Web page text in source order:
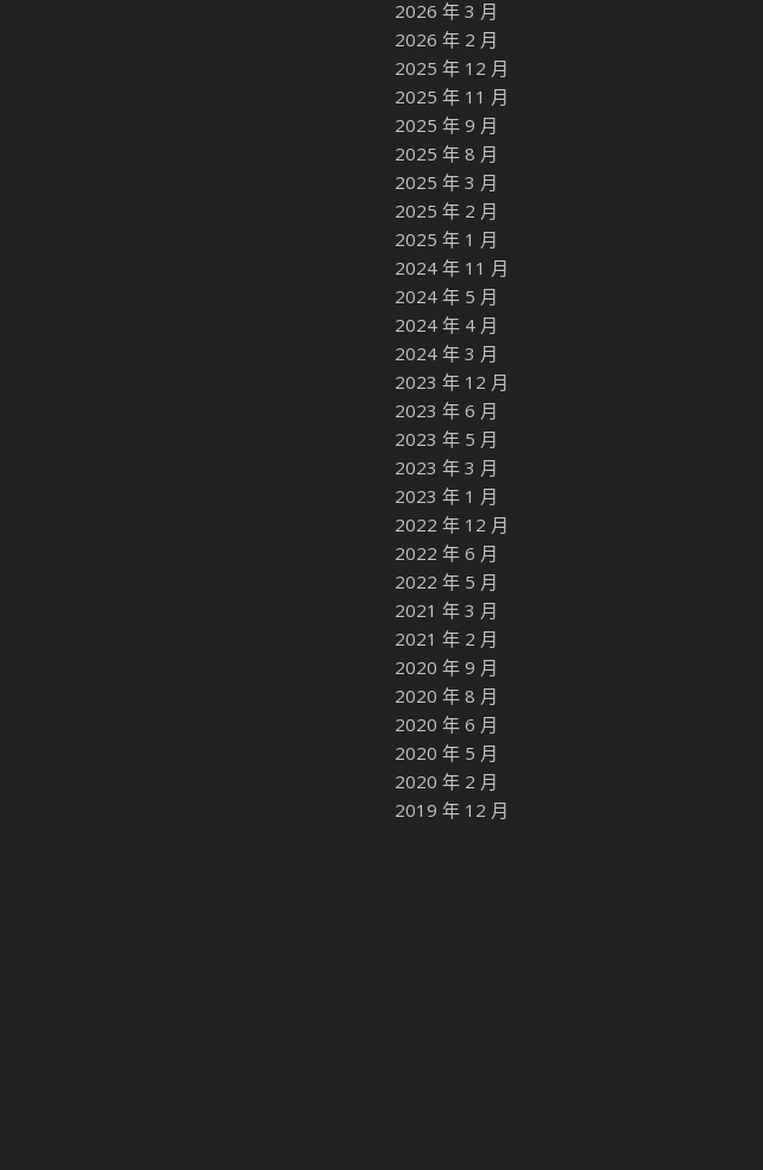
2026 年 3 月
2026 年 2 月
2025 年 12 月
2025 年 11 月
2025 年 9 月
2025 年 8 月
2025 年 3 月
2025 年 2 月
2025 年 1 月
2024 年 11 月
2024 年 5 月
2024 年 4 月
2024 年 3 月
2023 年 12 月
2023 年 6 月
2023 年 5 月
2023 年 3 月
2023 年 1 月
2022 年 12 月
2022 年 6 月
2022 年 5 月
2021 年 3 月
2021 年 2 月
2020 年 9 月
2020 年 8 月
2020 年 6 月
2020 年 5 月
2020 年 2 月
2019 年 12 月